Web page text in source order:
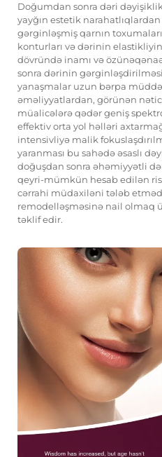
Doğumdan sonra dəri
yayğın estetik
gərginləşmiş qarnın
konturları və dərinin
dövründə inamı və
sonra dərinin
yanaşmalar uzun bərpa
əməliyyatlardan, görünən
müalicələrə qədər geniş
effektiv orta yol həlləri
intensivliyə malik
yaranması bu sahədə əsaslı
doğuşdan sonra əhəmiyyətli
qeyri-mümkün hesab edilən
cərrahi müdaxiləni tələb
remodelləşməsinə nail olmaq
təklif edir.